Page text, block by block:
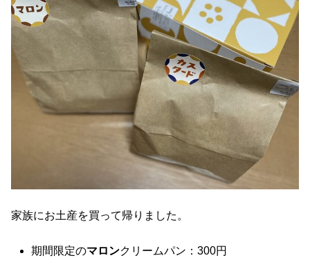
家族にお土産を買って帰りました。
期間限定のマロンクリームパン：300円